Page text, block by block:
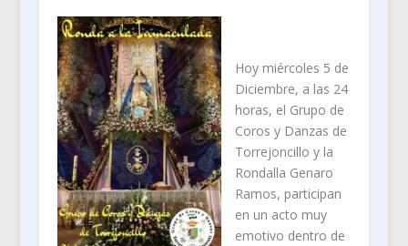
Hoy miércoles 5 de
Diciembre, a las 24
horas, el Grupo de
Coros y Danzas de
Torrejoncillo y la
Rondalla Genaro
Ramos, participan
en un acto muy
emotivo dentro de